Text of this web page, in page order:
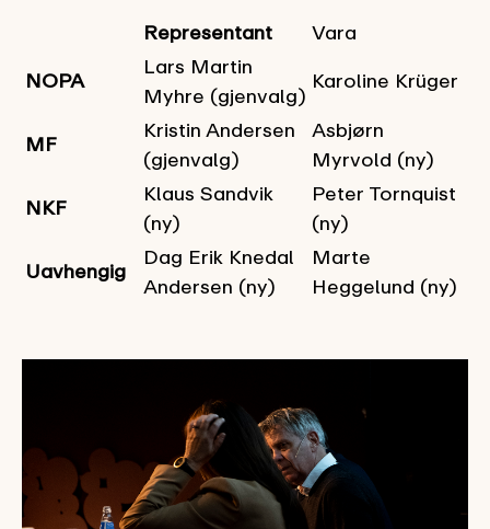
Representant
Vara
NOPA
Lars Martin
Myhre (gjenvalg)
Karoline Krüger
MF
Kristin Andersen
(gjenvalg)
Asbjørn
Myrvold (ny)
NKF
Klaus Sandvik
(ny)
Peter Tornquist
(ny)
Uavhengig
Dag Erik Knedal
Andersen (ny)
Marte
Heggelund (ny)